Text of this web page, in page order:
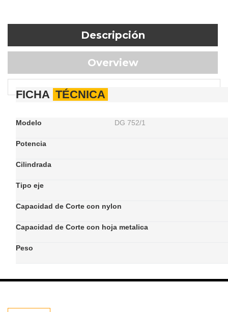
Descripción
Overview
FICHA TÉCNICA
Modelo DG 752/1
Potencia
Cilindrada
Tipo eje
Capacidad de Corte con nylon
Capacidad de Corte con hoja metalica
Peso